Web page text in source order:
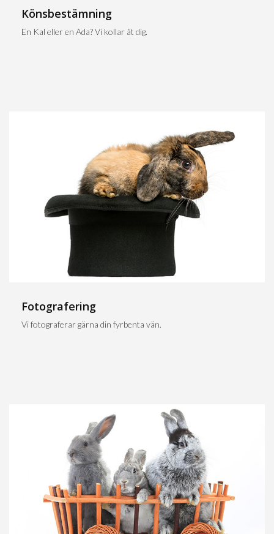
Könsbestämning
En Kal eller en Ada? Vi kollar åt dig.
Fotografering
Vi fotograferar gärna din fyrbenta vän.